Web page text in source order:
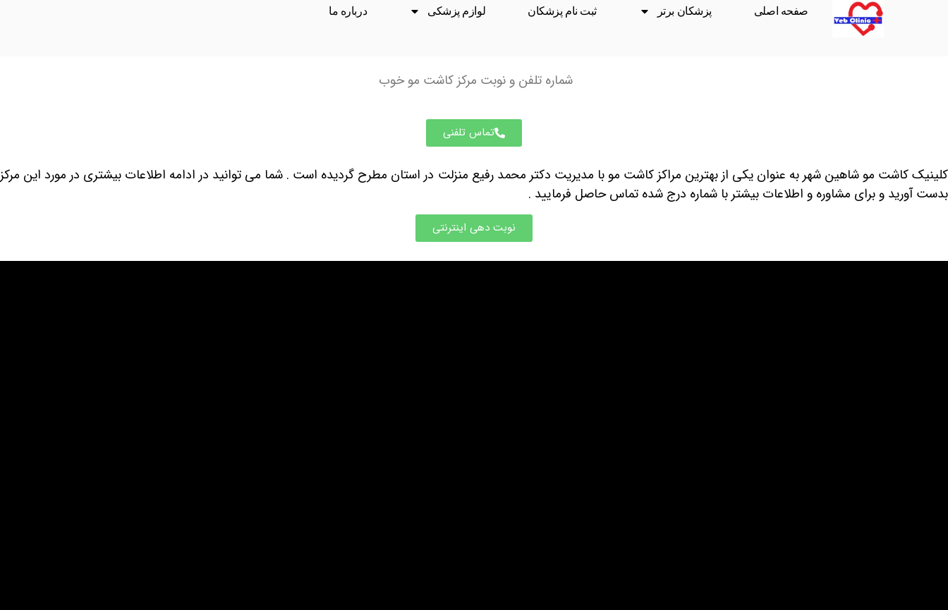
صفحه اصلی پزشکان برتر ثبت نام پزشکان لوازم پزشکی درباره ما
شماره تلفن و نوبت مرکز کاشت مو خوب
تماس تلفنی
کلینیک کاشت مو شاهین شهر به عنوان یکی از بهترین مراکز کاشت مو با مدیریت دکتر محمد رفیع منزلت در استان مطرح گردیده است . شما می توانید در ادامه اطلاعات بیشتری در مورد این مرکز
بدست آورید و برای مشاوره و اطلاعات بیشتر با شماره درج شده تماس حاصل فرمایید .
نوبت دهی اینترنتی